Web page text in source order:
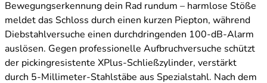
Bewegungserkennung dein Rad rundum – harmlose Stöße
meldet das Schloss durch einen kurzen Piepton, während
Diebstahlversuche einen durchdringenden 100-dB-Alarm
auslösen. Gegen professionelle Aufbruchversuche schützt
der pickingresistente XPlus-Schließzylinder, verstärkt
durch 5-Millimeter-Stahlstäbe aus Spezialstahl. Nach dem